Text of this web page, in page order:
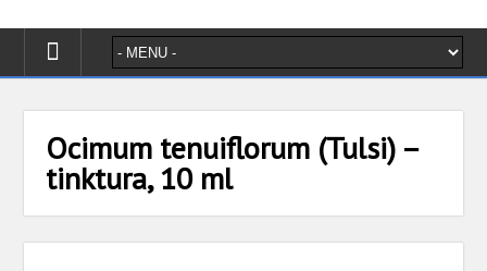
Ocimum tenuiflorum (Tulsi) –
tinktura, 10 ml